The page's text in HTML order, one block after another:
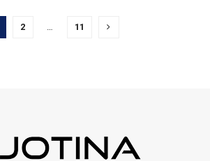
2 … 11